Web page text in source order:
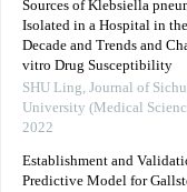
Sources of Klebsiella
Isolated in a Hospital in
Decade and Trends and
vitro Drug Susceptibility
SHU Ling, Journal of
University (Medical
2022
Establishment and
Predictive Model for